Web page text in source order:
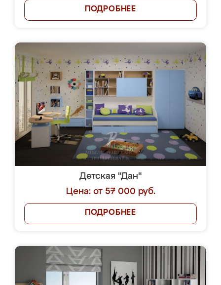
ПОДРОБНЕЕ
Детская "Дан"
Цена: от 57 000 руб.
ПОДРОБНЕЕ